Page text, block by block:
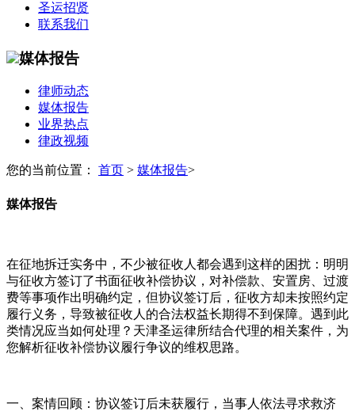
圣运招贤
联系我们
媒体报告
律师动态
媒体报告
业界热点
律政视频
您的当前位置： 首页 > 媒体报告>
媒体报告
在征地拆迁实务中，不少被征收人都会遇到这样的困扰：明明
与征收方签订了书面征收补偿协议，对补偿款、安置房、过渡
费等事项作出明确约定，但协议签订后，征收方却未按照约定
履行义务，导致被征收人的合法权益长期得不到保障。遇到此
类情况应当如何处理？天津圣运律所结合代理的相关案件，为
您解析征收补偿协议履行争议的维权思路。
一、案情回顾：协议签订后未获履行，当事人依法寻求救济